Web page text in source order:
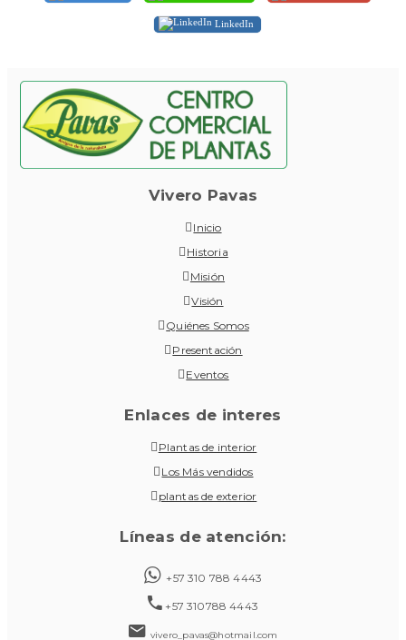
LinkedIn
Vivero Pavas
Inicio
Historia
Misión
Visión
Quiénes Somos
Presentación
Eventos
Enlaces de interes
Plantas de interior
Los Más vendidos
plantas de exterior
Líneas de atención:
+57 310 788 4443
+57 310788 4443
vivero_pavas@hotmail.com